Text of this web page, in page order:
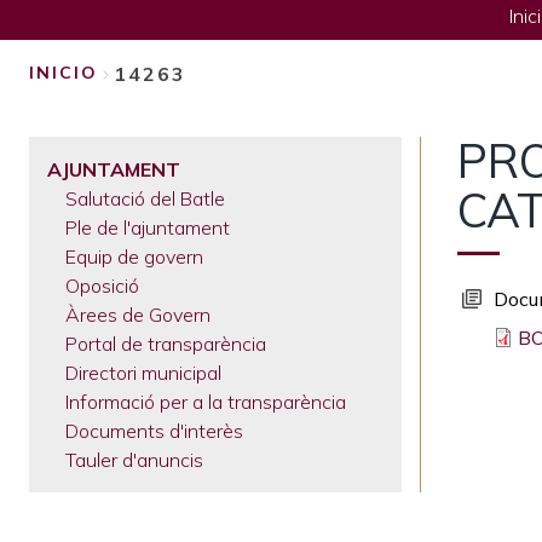
ENLACES
DE
AYUDA
LA
NAVEGACIÓN
INICIO 14263
AJUNTAMENT
Salutació del Batle
Ple de l'ajuntament
Equip de govern
Oposició
Àrees de Govern
Portal de transparència
Directori municipal
Informació per a la transparència
Documents d'interès
Tauler d'anuncis